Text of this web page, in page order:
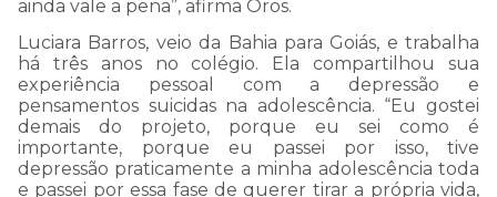
ainda vale a pena”, afirma Oros.
Luciara Barros, veioda Bahia para Goiás, e trabalha
há três anos no colégio. Elacompartilhou sua
experiência pessoal comadepressão e
pensamentos suicidas na adolescência. “Eu gostei
demais do projeto, porque eu sei como é
importante, porque eu passei por isso, tive
depressão praticamente a minha adolescência toda
e passei por essa fase de querer tirar a própria vida,